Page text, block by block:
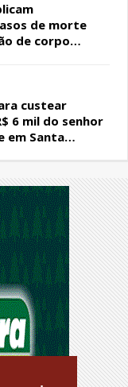
de morte
de corpo
custear
6 mil do senhor
em Santa